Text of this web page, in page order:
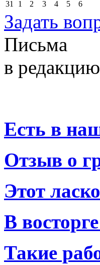
31
1 2 3 4 5 6
Задать
Письма
в редакцию
Есть в
Отзыв о
Этот
В
Такие